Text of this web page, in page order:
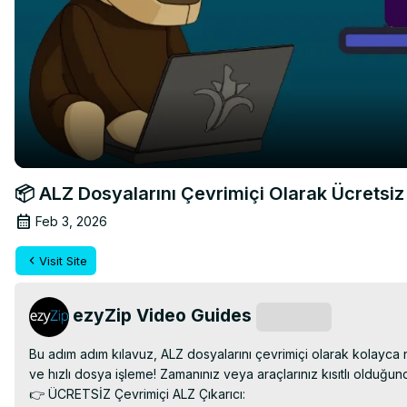
📦 ALZ Dosyalarını Çevrimiçi Olarak
Feb 3, 2026
Visit Site
ezyZip Video Guides
Bu adım adım kılavuz, ALZ dosyalarını çevrimiçi olarak
ve hızlı dosya işleme! Zamanınız veya araçlarınız kısıtlı
👉 ÜCRETSİZ Çevrimiçi ALZ Çıkarıcı: